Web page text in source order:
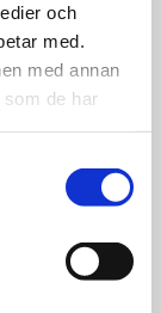
och
med.
med annan
de har
1/2 mått till en